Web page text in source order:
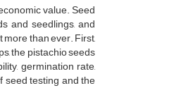
value. Seed
and seedlings, and
than ever. First,
the pistachio seeds
germination rate,
seed testing and the